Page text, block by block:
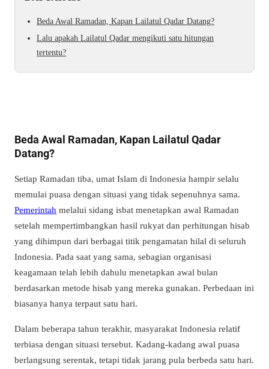
Beda Awal Ramadan, Kapan Lailatul Qadar Datang?
Lalu apakah Lailatul Qadar mengikuti satu hitungan
tertentu?
Beda Awal Ramadan, Kapan Lailatul Qadar
Datang?
Setiap Ramadan tiba, umat Islam di Indonesia hampir selalu
memulai puasa dengan situasi yang tidak sepenuhnya sama.
Pemerintah melalui sidang isbat menetapkan awal Ramadan
setelah mempertimbangkan hasil rukyat dan perhitungan hisab
yang dihimpun dari berbagai titik pengamatan hilal di seluruh
Indonesia. Pada saat yang sama, sebagian organisasi
keagamaan telah lebih dahulu menetapkan awal bulan
berdasarkan metode hisab yang mereka gunakan. Perbedaan ini
biasanya hanya terpaut satu hari.
Dalam beberapa tahun terakhir, masyarakat Indonesia relatif
terbiasa dengan situasi tersebut. Kadang-kadang awal puasa
berlangsung serentak, tetapi tidak jarang pula berbeda satu hari.